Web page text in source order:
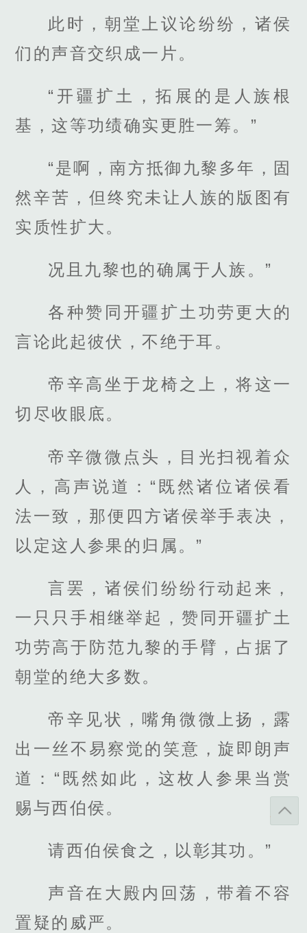
此时，朝堂上议论纷纷，诸侯
们的声音交织成一片。
“开疆扩土，拓展的是人族根
基，这等功绩确实更胜一筹。”
“是啊，南方抵御九黎多年，固
然辛苦，但终究未让人族的版图有
实质性扩大。
况且九黎也的确属于人族。”
各种赞同开疆扩土功劳更大的
言论此起彼伏，不绝于耳。
帝辛高坐于龙椅之上，将这一
切尽收眼底。
帝辛微微点头，目光扫视着众
人，高声说道：“既然诸位诸侯看
法一致，那便四方诸侯举手表决，
以定这人参果的归属。”
言罢，诸侯们纷纷行动起来，
一只只手相继举起，赞同开疆扩土
功劳高于防范九黎的手臂，占据了
朝堂的绝大多数。
帝辛见状，嘴角微微上扬，露
出一丝不易察觉的笑意，旋即朗声
道：“既然如此，这枚人参果当赏
赐与西伯侯。
请西伯侯食之，以彰其功。”
声音在大殿内回荡，带着不容
置疑的威严。